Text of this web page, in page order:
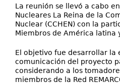
La reunión se llevó a cabo
Nucleares La Reina de la
Nuclear (CCHEN) con la
Miembros de América latina
El objetivo fue desarrollar la
comunicación del proyecto
considerando a los
miembros de la Red